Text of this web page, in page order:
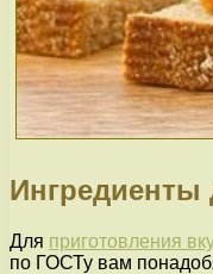
Ингредиенты
Для приготовления
по ГОСТу вам